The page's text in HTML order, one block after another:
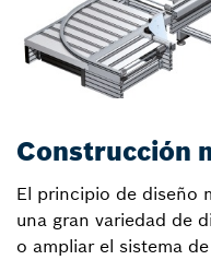
Construcción
El principio de diseño
una gran variedad de
o ampliar el sistema